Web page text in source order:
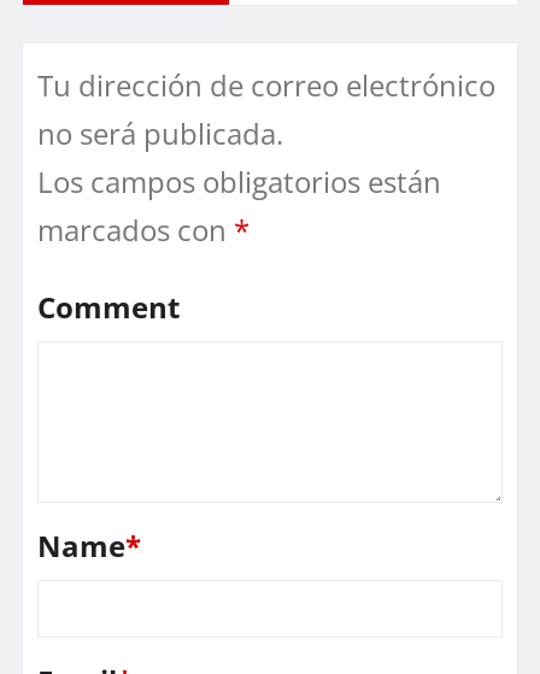
Tu dirección de correo electrónico
no será publicada.
Los campos obligatorios están
marcados con *
Comment
Name*